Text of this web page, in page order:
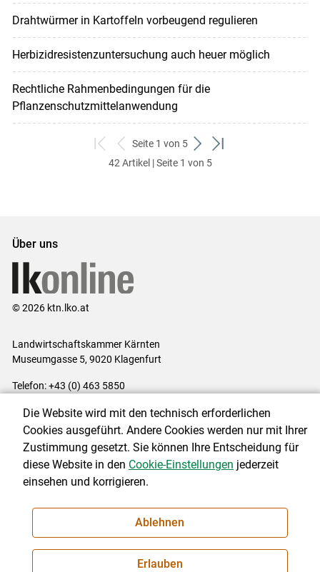
Drahtwürmer in Kartoffeln vorbeugend regulieren
Herbizidresistenzuntersuchung auch heuer möglich
Rechtliche Rahmenbedingungen für die
Pflanzenschutzmittelanwendung
zum
ersten
zurück
zum
Seite 1 von 5
weiter
zum
zum
42 Artikel | Seite 1 von 5
Über uns
© 2026 ktn.lko.at
Landwirtschaftskammer Kärnten
Museumgasse 5, 9020 Klagenfurt
Telefon: +43 (0) 463 5850
Impressum|Kontakt|Datenschutzerklärung|Barrierefreiheit|
Cookie-Einstellungen
NEWSLETTER
Die Website wird mit den technisch erforderlichen
Cookies ausgeführt. Andere Cookies werden nur mit Ihrer
Zustimmung gesetzt. Sie können Ihre Entscheidung für
diese Website in den Cookie-Einstellungen jederzeit
einsehen und korrigieren.
Ablehnen
Erlauben